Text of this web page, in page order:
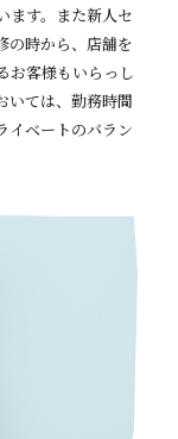
ます。また新人セ
の時から、店舗を
お客様もいらっし
いては、勤務時間
イベートのバラン